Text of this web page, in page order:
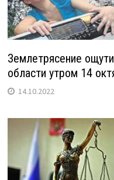
Землетрясение
области утром 14
14.10.2022